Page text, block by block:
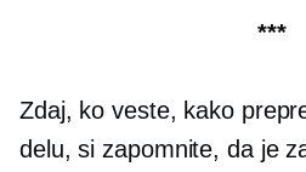
***
Zdaj, ko veste, kako
delu, si zapomnite, da je